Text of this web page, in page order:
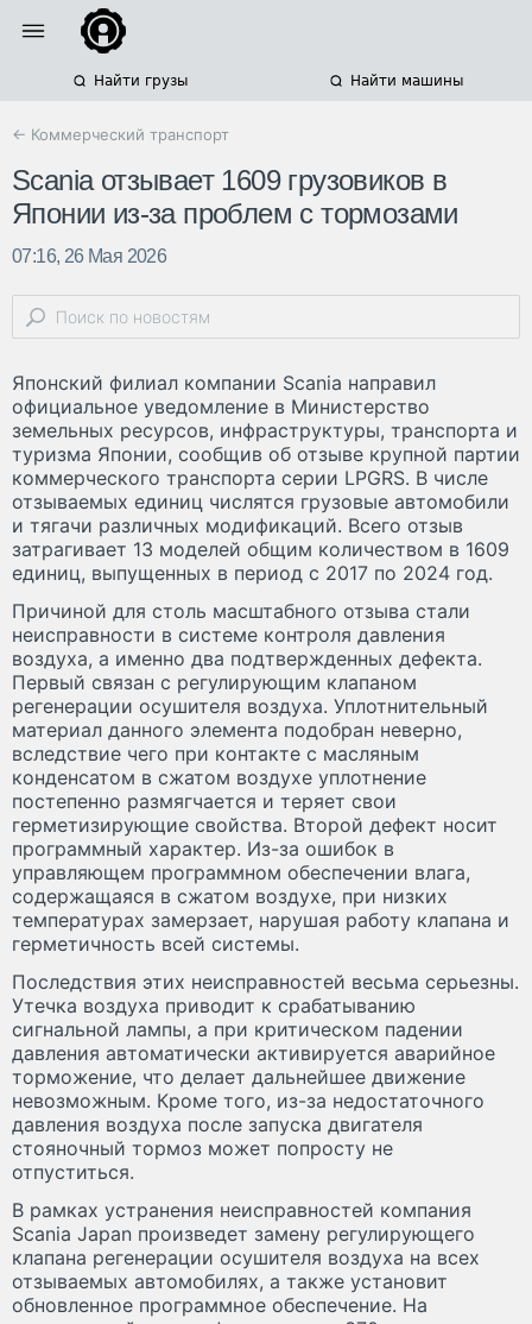
Найти грузы Найти машины
← Коммерческий транспорт
Scania отзывает 1609 грузовиков в
Японии из-за проблем с тормозами
07:16, 26 Мая 2026
Японский филиал компании Scania направил
официальное уведомление в Министерство
земельных ресурсов, инфраструктуры, транспорта и
туризма Японии, сообщив об отзыве крупной партии
коммерческого транспорта серии LPGRS. В числе
отзываемых единиц числятся грузовые автомобили
и тягачи различных модификаций. Всего отзыв
затрагивает 13 моделей общим количеством в 1609
единиц, выпущенных в период с 2017 по 2024 год.
Причиной для столь масштабного отзыва стали
неисправности в системе контроля давления
воздуха, а именно два подтвержденных дефекта.
Первый связан с регулирующим клапаном
регенерации осушителя воздуха. Уплотнительный
материал данного элемента подобран неверно,
вследствие чего при контакте с масляным
конденсатом в сжатом воздухе уплотнение
постепенно размягчается и теряет свои
герметизирующие свойства. Второй дефект носит
программный характер. Из-за ошибок в
управляющем программном обеспечении влага,
содержащаяся в сжатом воздухе, при низких
температурах замерзает, нарушая работу клапана и
герметичность всей системы.
Последствия этих неисправностей весьма серьезны.
Утечка воздуха приводит к срабатыванию
сигнальной лампы, а при критическом падении
давления автоматически активируется аварийное
торможение, что делает дальнейшее движение
невозможным. Кроме того, из-за недостаточного
давления воздуха после запуска двигателя
стояночный тормоз может попросту не
отпуститься.
В рамках устранения неисправностей компания
Scania Japan произведет замену регулирующего
клапана регенерации осушителя воздуха на всех
отзываемых автомобилях, а также установит
обновленное программное обеспечение. На